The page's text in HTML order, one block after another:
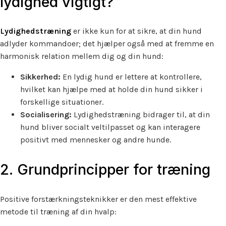
Lydighedstræning er ikke kun for at sikre, at din hund
adlyder kommandoer; det hjælper også med at fremme en
harmonisk relation mellem dig og din hund:
Sikkerhed: En lydig hund er lettere at kontrollere,
hvilket kan hjælpe med at holde din hund sikker i
forskellige situationer.
Socialisering: Lydighedstræning bidrager til, at din
hund bliver socialt veltilpasset og kan interagere
positivt med mennesker og andre hunde.
2. Grundprincipper for træning
Positive forstærkningsteknikker er den mest effektive
metode til træning af din hvalp: